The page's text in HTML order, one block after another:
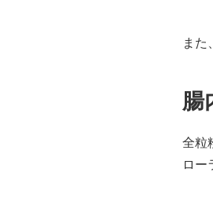
また、
腸
全粒
ロー